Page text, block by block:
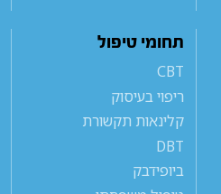
תחומי טיפול
CBT
ריפוי בעיסוק
קלינאות תקשורת
DBT
ביופידבק